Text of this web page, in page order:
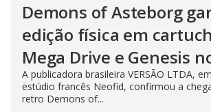
Demons of Asteborg
edição física em
Mega Drive e Genesis
A publicadora brasileira VERSÃO LTDA,
estúdio francês Neofid, confirmou a
retro Demons of...